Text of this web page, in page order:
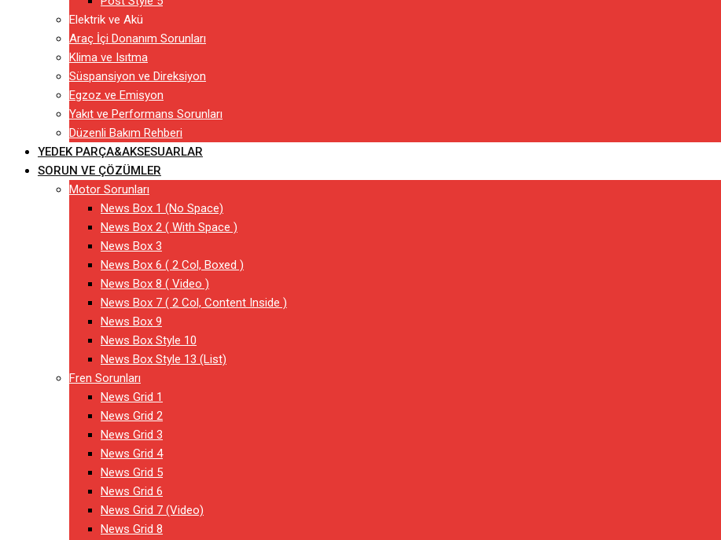
Elektrik ve Akü
Araç İçi Donanım Sorunları
Klima ve Isıtma
Süspansiyon ve Direksiyon
Egzoz ve Emisyon
Yakıt ve Performans Sorunları
Düzenli Bakım Rehberi
YEDEK PARÇA&AKSESUARLAR
SORUN VE ÇÖZÜMLER
Motor Sorunları
News Box 1 (No Space)
News Box 2 ( With Space )
News Box 3
News Box 6 ( 2 Col, Boxed )
News Box 8 ( Video )
News Box 7 ( 2 Col, Content Inside )
News Box 9
News Box Style 10
News Box Style 13 (List)
Fren Sorunları
News Grid 1
News Grid 2
News Grid 3
News Grid 4
News Grid 5
News Grid 6
News Grid 7 (Video)
News Grid 8